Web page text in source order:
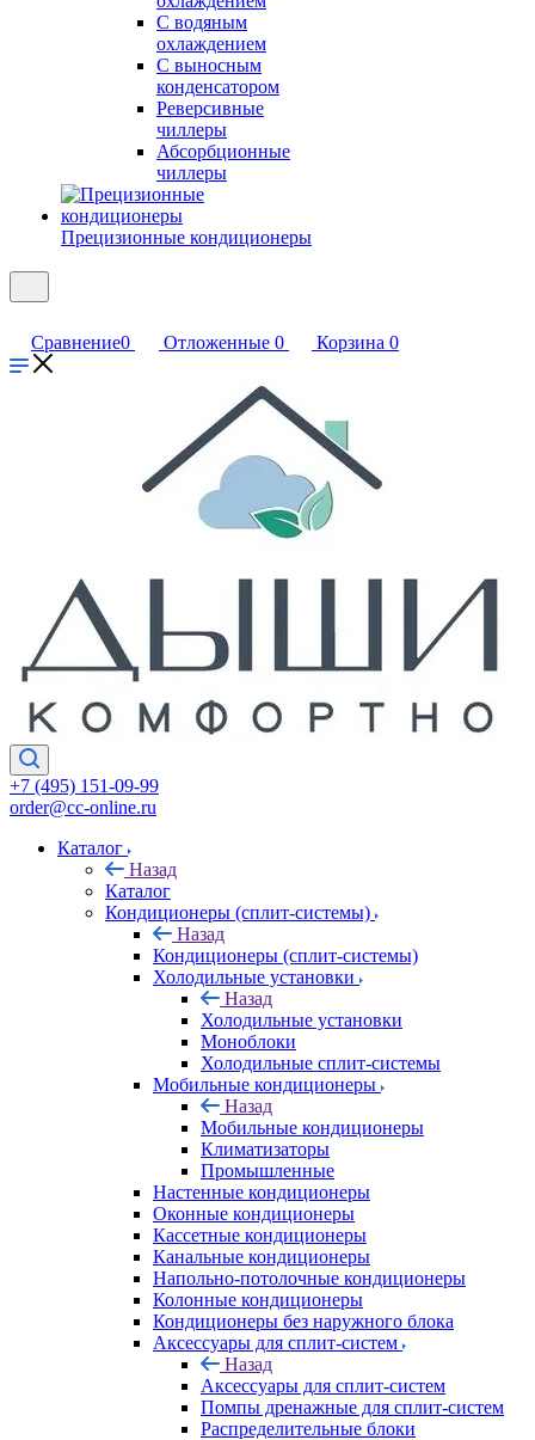
С водяным
охлаждением
С выносным
конденсатором
Реверсивные
чиллеры
Абсорбционные
чиллеры
Прецизионные кондиционеры
Сравнение0 Отложенные 0 Корзина 0
+7 (495) 151-09-99
order@cc-online.ru
Каталог
Назад
Каталог
Кондиционеры (сплит-системы)
Назад
Кондиционеры (сплит-системы)
Холодильные установки
Назад
Холодильные установки
Моноблоки
Холодильные сплит-системы
Мобильные кондиционеры
Назад
Мобильные кондиционеры
Климатизаторы
Промышленные
Настенные кондиционеры
Оконные кондиционеры
Кассетные кондиционеры
Канальные кондиционеры
Напольно-потолочные кондиционеры
Колонные кондиционеры
Кондиционеры без наружного блока
Аксессуары для сплит-систем
Назад
Аксессуары для сплит-систем
Помпы дренажные для сплит-систем
Распределительные блоки